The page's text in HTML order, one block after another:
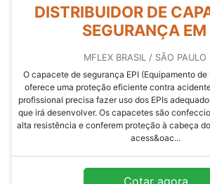
O capacete de segurança EPI (Equipamento de
oferece uma proteção eficiente contra
profissional precisa fazer uso dos EPIs
alta resistência e conferem proteção à cabeça
acess&oac...
Cotar agora